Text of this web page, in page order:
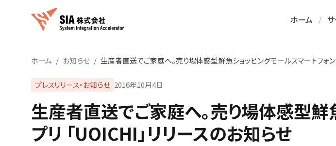
ホーム /
ホーム / お知らせ / 生産者直送でご家庭へ。売り場体感型鮮魚ショッピングモールスマートフォ
プレスリリース・お知らせ 2016年10月4日
生産者直送でご家庭へ。売り場体感型鮮
プリ 「UOICHI」リリースのお知らせ